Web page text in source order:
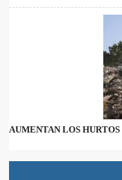
AUMENTAN LOS